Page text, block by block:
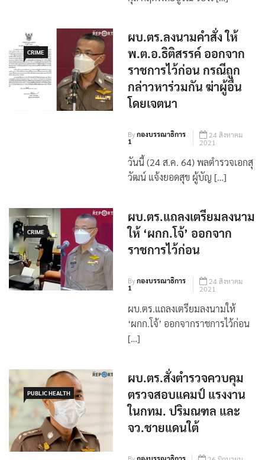
วันนี้ (10 ก.ย. 64) พ.ต.อ.หญิงศิริ
CRIME
ผบ.ตร.ลงนามคำสั่ง ให้
พ.ต.อ.ธิติสรรค์ ออกจาก
ราชการไว้ก่อน กรณีถูก
กล่าวหาร่วมกัน ฆ่าผู้อื่น
โดยเจตนา
Byกองบรรณาธิการ
1
24 สิงหาคม
2021
วันนี้ (24 ส.ค. 64) พลตำรวจเอกสุ
CRIME
ผบ.ตร.แถลงเตรียมลงนาม
ให้ ‘ผกก.โจ้’ ออกจาก
ราชการไว้ก่อน
By กองบรรณาธิการ
1
24 สิงหาคม
2021
ผบ.ตร.แถลงเตรียมลงนามให้
PUBLIC HEALTH
ผบ.ตร.สั่งตำรวจควบคุม
ตรวจสอบแคมป์ แรงงาน
ในกทม. ปริมณฑล และ
จว.ชายแดนใต้